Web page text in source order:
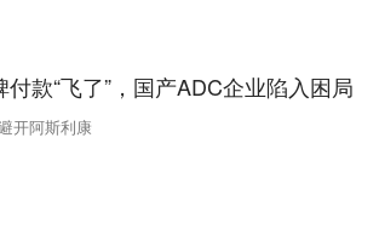
款“飞了”，国产ADC企业陷入困局
开阿斯利康